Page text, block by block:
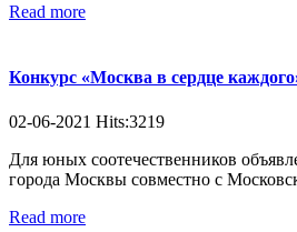
Read more
Конкурс «Москва в сердце
02-06-2021 Hits:3219
Для юных соотечественников
города Москвы совместно с
Read more